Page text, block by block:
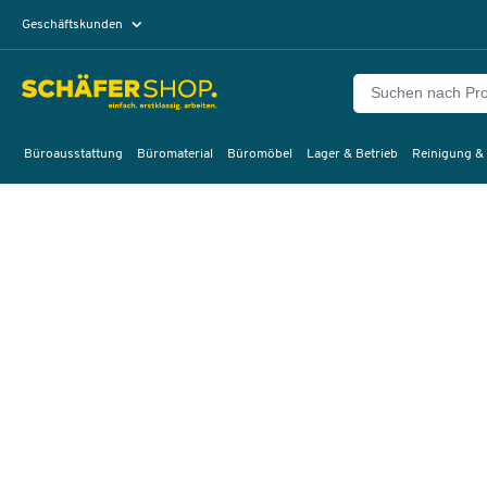
Geschäftskunden
Büroausstattung Büromaterial Büromöbel Lager & Betrieb Reinigung &